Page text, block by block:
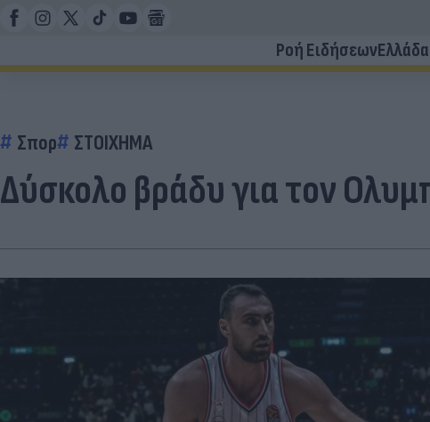
Ροή ΕιδήσεωνΕλλάδα
Σπορ ΣΤΟΙΧΗΜΑ
Δύσκολο βράδυ για τον